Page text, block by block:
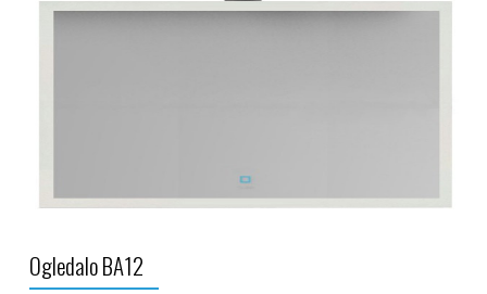
Ogledalo BA12